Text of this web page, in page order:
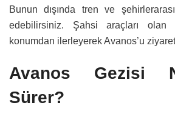
Bunun dışında tren ve
edebilirsiniz. Şahsi araçları
konumdan ilerleyerek Avanos’u
Avanos Gezisi
Sürer?